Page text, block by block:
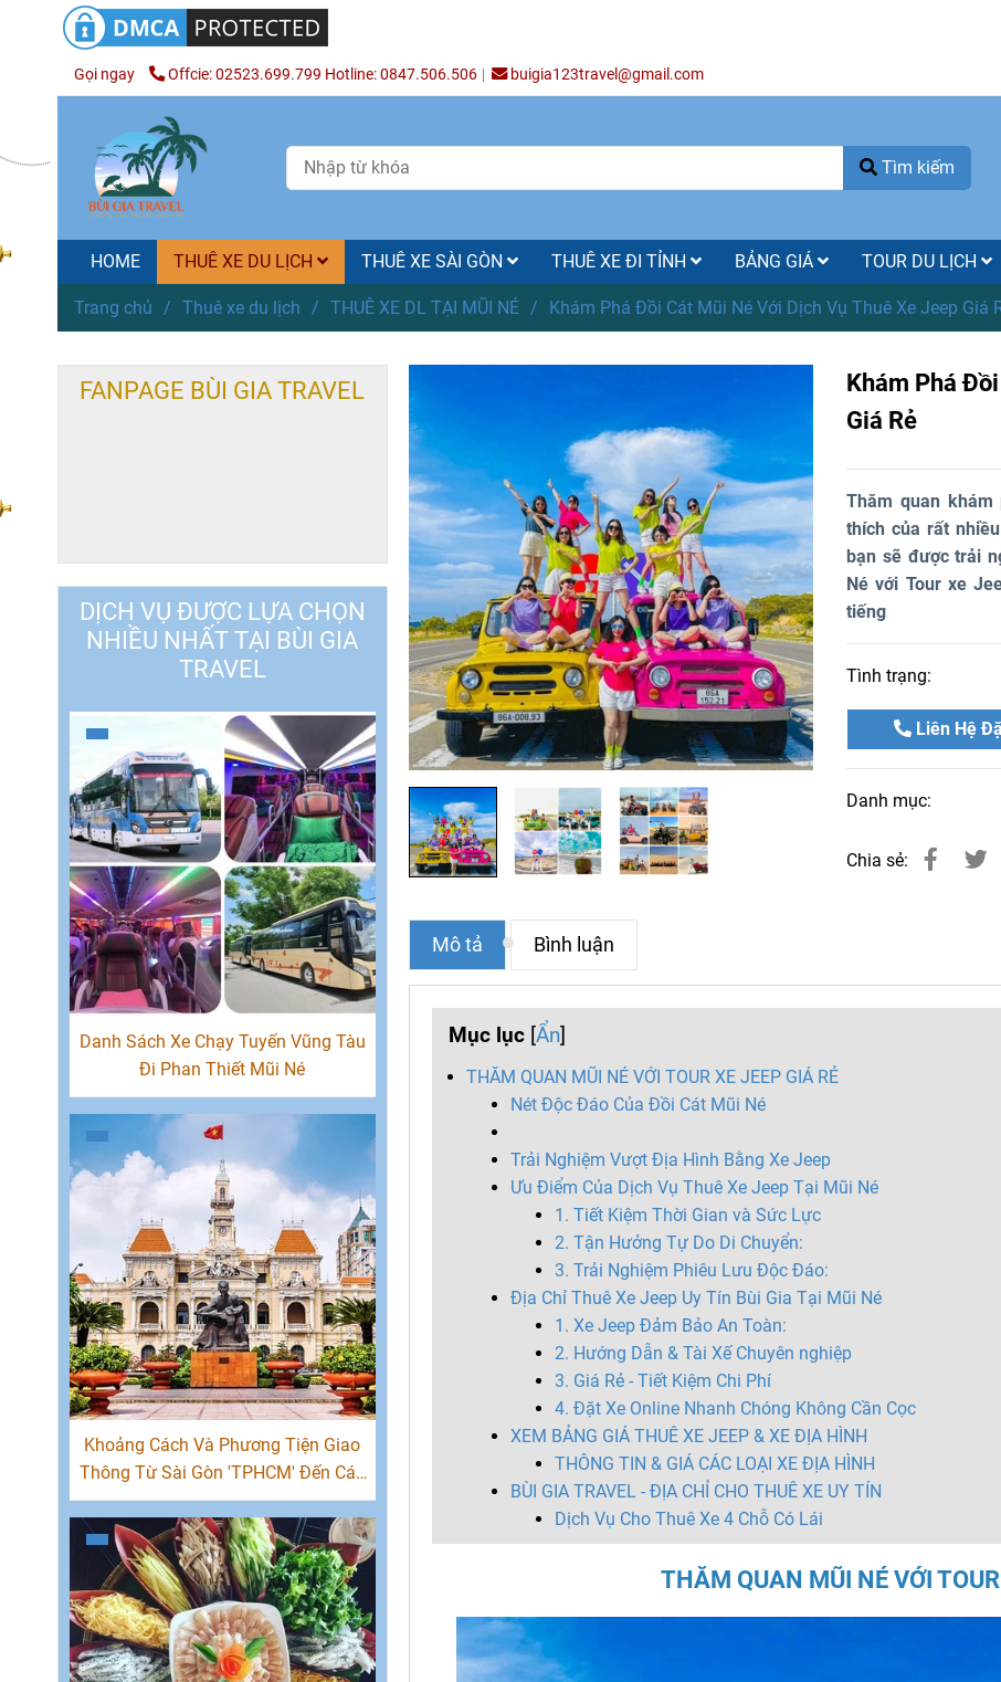
Gọi ngay Offcie: 02523.699.799 Hotline: 0847.506.506 buigia123travel@gmail.com
Tìm kiếm
HOME THUÊ XE DU LỊCH THUÊ XE SÀI GÒN THUÊ XE ĐI TỈNH BẢNG GIÁ TOUR DU LỊCH
Trang chủ / Thuê xe du lịch / THUÊ XE DL TẠI MŨI NÉ / Khám Phá Đồi Cát Mũi Né Với Dịch Vụ Thuê Xe Jeep Giá
Khám Phá
Giá Rẻ
Thăm quan
thích của rất
bạn sẽ được trải
Né với Tour xe
tiếng
Tình trạng:
Liên Hệ
Danh mục:
Chia sẻ:
Mô tả Bình luận
Mục lục [Ẩn]
THĂM QUAN MŨI NÉ VỚI TOUR XE JEEP GIÁ RẺ
Nét Độc Đáo Của Đồi Cát Mũi Né
Trải Nghiệm Vượt Địa Hình Bằng Xe Jeep
Ưu Điểm Của Dịch Vụ Thuê Xe Jeep Tại Mũi Né
1. Tiết Kiệm Thời Gian và Sức Lực
2. Tận Hưởng Tự Do Di Chuyển:
3. Trải Nghiệm Phiêu Lưu Độc Đáo:
Địa Chỉ Thuê Xe Jeep Uy Tín Bùi Gia Tại Mũi Né
1. Xe Jeep Đảm Bảo An Toàn:
2. Hướng Dẫn & Tài Xế Chuyên nghiệp
3. Giá Rẻ - Tiết Kiệm Chi Phí
4. Đặt Xe Online Nhanh Chóng Không Cần Cọc
XEM BẢNG GIÁ THUÊ XE JEEP & XE ĐỊA HÌNH
THÔNG TIN & GIÁ CÁC LOẠI XE ĐỊA HÌNH
BÙI GIA TRAVEL - ĐỊA CHỈ CHO THUÊ XE UY TÍN
Dịch Vụ Cho Thuê Xe 4 Chỗ Có Lái
THĂM QUAN MŨI NÉ VỚI
FANPAGE BÙI GIA TRAVEL
DỊCH VỤ ĐƯỢC LỰA CHỌN
NHIỀU NHẤT TẠI BÙI GIA
TRAVEL
Danh Sách Xe Chạy Tuyến Vũng Tàu
Đi Phan Thiết Mũi Né
Khoảng Cách Và Phương Tiện Giao
Thông Từ Sài Gòn 'TPHCM' Đến Các
Tỉnh Việt Nam